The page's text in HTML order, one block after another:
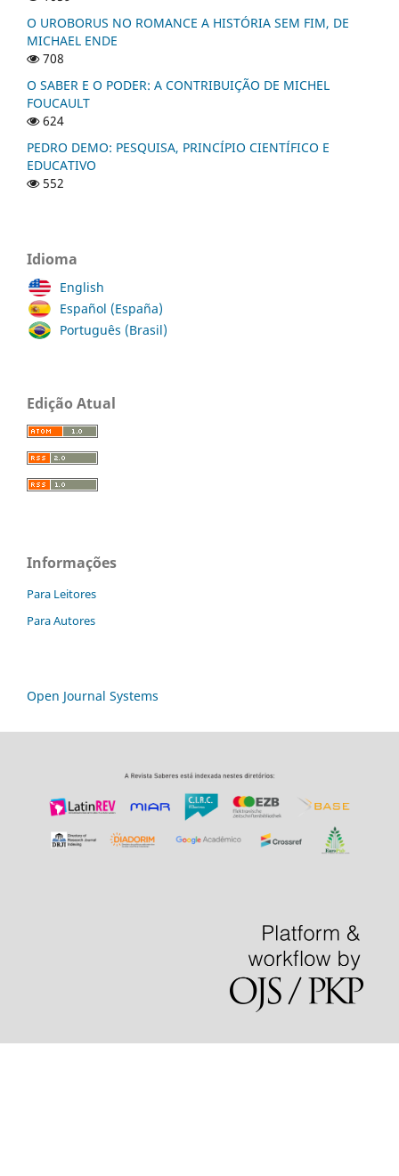
O UROBORUS NO ROMANCE A HISTÓRIA SEM FIM, DE
MICHAEL ENDE
708
O SABER E O PODER: A CONTRIBUIÇÃO DE MICHEL
FOUCAULT
624
PEDRO DEMO: PESQUISA, PRINCÍPIO CIENTÍFICO E
EDUCATIVO
552
Idioma
English
Español (España)
Português (Brasil)
Edição Atual
Informações
Para Leitores
Para Autores
Open Journal Systems